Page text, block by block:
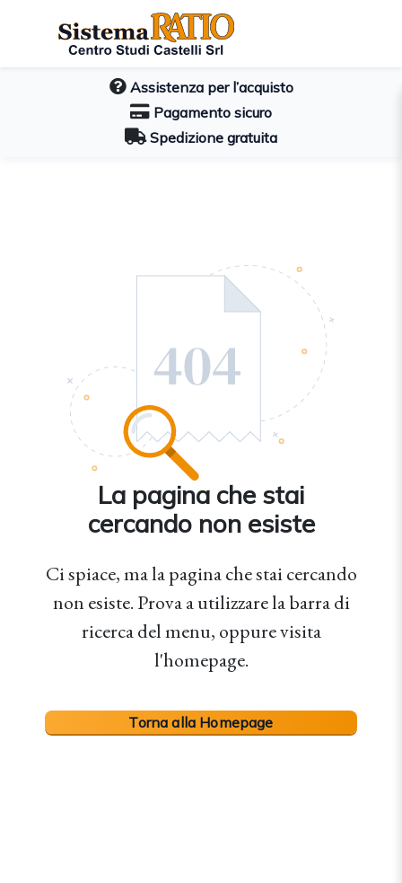
Assistenza per l’acquisto
Pagamento sicuro
Spedizione gratuita
La pagina che stai
cercando non esiste
Ci spiace, ma la pagina che stai cercando
non esiste. Prova a utilizzare la barra di
ricerca del menu, oppure visita
l'homepage.
Torna alla Homepage